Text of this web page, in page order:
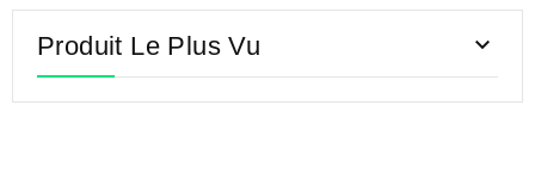
Produit Le Plus Vu 